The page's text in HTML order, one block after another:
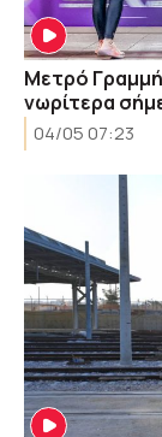
Μετρό
νωρίτερα
04/05 07:23